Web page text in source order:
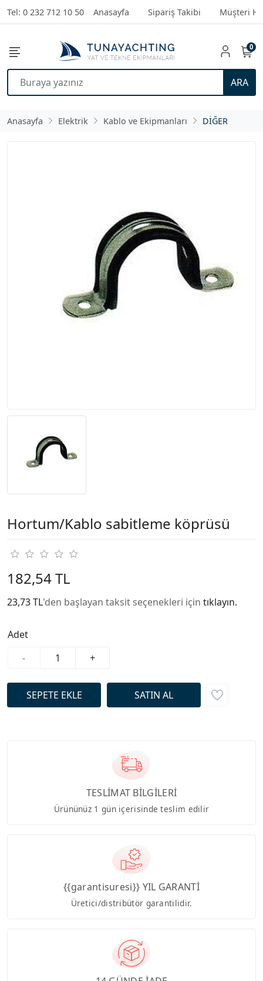
Tel: 0 232 712 10 50 Anasayfa Sipariş Takibi Müşteri
ARA
0
Anasayfa Elektrik Kablo ve Ekipmanları DİĞER
Hortum/Kablo sabitleme köprüsü
182,54 TL
23,73 TL'den başlayan taksit seçenekleri için tıklayın.
Adet
-
+
TESLİMAT BİLGİLERİ
Ürününüz 1 gün içerisinde teslim edilir
{{garantisuresi}} YIL GARANTİ
Üretici/distribütör garantilidir.